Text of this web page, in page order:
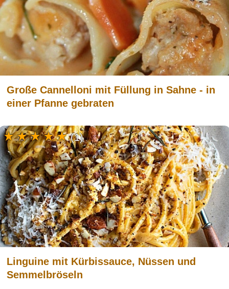
Große Cannelloni mit Füllung in Sahne - in
einer Pfanne gebraten
Linguine mit Kürbissauce, Nüssen und
Semmelbröseln
(1)